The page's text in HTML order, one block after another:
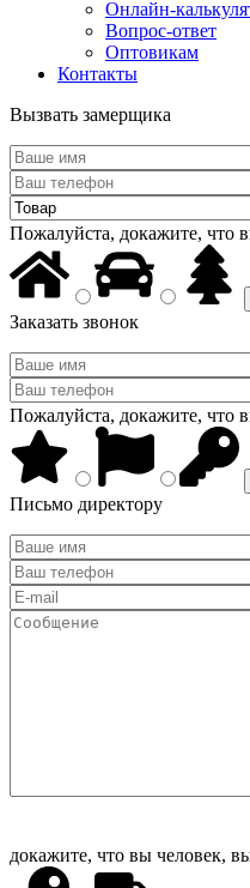
Онлайн-
Вопрос-ответ
Оптовикам
Контакты
Вызвать замерщика
Пожалуйста, докажите, что
Заказать звонок
Пожалуйста, докажите, что
Письмо директору
докажите, что вы человек,